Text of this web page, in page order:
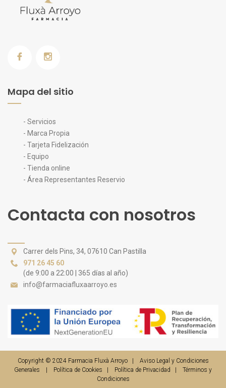
Mapa del sitio
- Servicios
- Marca Propia
- Tarjeta Fidelización
- Equipo
- Tienda online
- Área Representantes Reservio
Contacta con nosotros
Carrer dels Pins, 34, 07610 Can Pastilla
971 26 45 60
(de 9:00 a 22:00 | 365 días al año)
info@farmaciafluxaarroyo.es
Copyright © 2024 Farmacia Fluxà Arroyo|
Aviso Legal y Condiciones
Generales
Política de Cookies Política de Privacidad
Términos y
Condiciones